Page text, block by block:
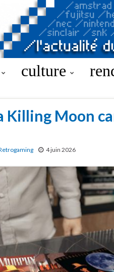
culture
Killing Moon
4 juin 2026